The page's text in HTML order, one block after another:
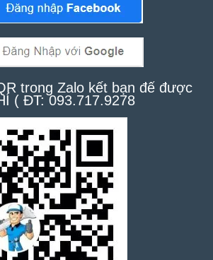
trong Zalo kết bạn để được
( ĐT: 093.717.9278